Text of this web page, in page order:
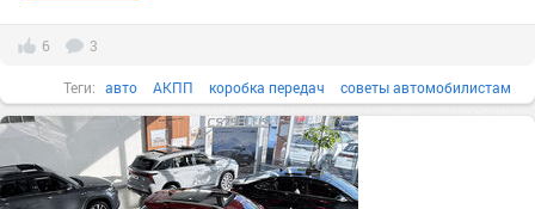
6 3
Теги: авто АКПП коробка передач советы автомобилистам
покупка авто авто мото вождение авто